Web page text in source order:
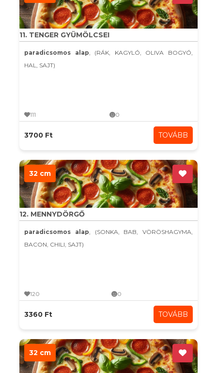
11. TENGER GYÜMÖLCSEI
paradicsomos alap, (RÁK, KAGYLÓ, OLIVA BOGYÓ,
HAL, SAJT)
111 0
3700 Ft TOVÁBB
32 cm
12. MENNYDÖRGŐ
paradicsomos alap, (SONKA, BAB, VÖRÖSHAGYMA,
BACON, CHILI, SAJT)
120 0
3360 Ft TOVÁBB
32 cm